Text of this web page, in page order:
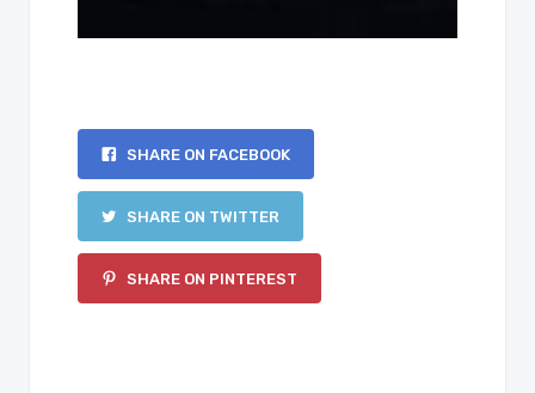
SHARE ON FACEBOOK
SHARE ON TWITTER
SHARE ON PINTEREST